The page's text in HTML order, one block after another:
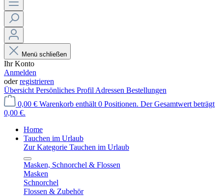
Menü schließen
Ihr Konto
Anmelden
oderregistrieren
Übersicht Persönliches Profil Adressen Bestellungen
0,00 € Warenkorb enthält 0 Positionen. Der Gesamtwert beträgt
0,00 €.
Home
Tauchen im Urlaub
Zur Kategorie Tauchen im Urlaub
Masken, Schnorchel & Flossen
Masken
Schnorchel
Flossen & Zubehör